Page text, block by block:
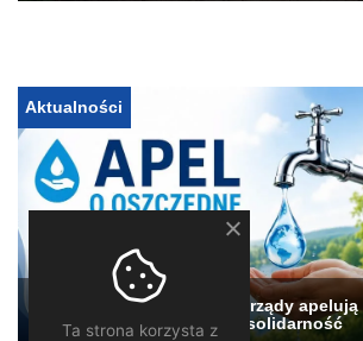
Aktualności
Pogłębia się susza. Samorządy apelują
o oszczędzanie wody i solidarność
Ta strona korzysta z